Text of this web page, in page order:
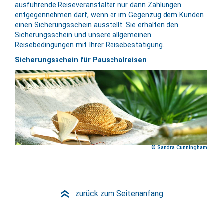
ausführende Reiseveranstalter nur dann Zahlungen
entgegennehmen darf, wenn er im Gegenzug dem Kunden
einen Sicherungsschein ausstellt. Sie erhalten den
Sicherungsschein und unsere allgemeinen
Reisebedingungen mit Ihrer Reisebestätigung.
Sicherungsschein für Pauschalreisen
© Sandra Cunningham
» zurück zum Seitenanfang